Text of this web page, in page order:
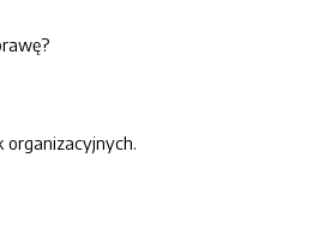
organizacyjnych.